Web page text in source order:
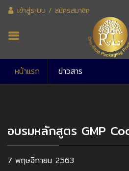
เข้าสู่ระบบ / สมัครสมาชิก
หน้าแรก ข่าวสาร
อบรมหลักสูตร GMP
7 พฤษจิกายน 2563